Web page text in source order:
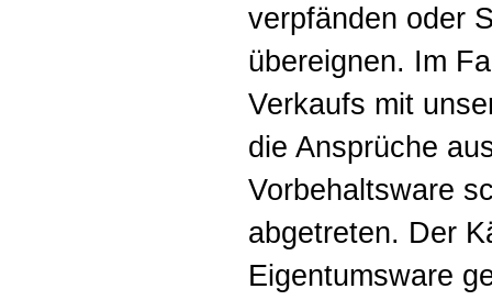
verpfänden oder
übereignen. Im
Verkaufs mit
die Ansprüche
Vorbehaltsware
abgetreten. Der
Eigentumsware